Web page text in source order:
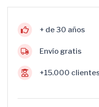
+ de 30 años
Envío gratis
+15.000